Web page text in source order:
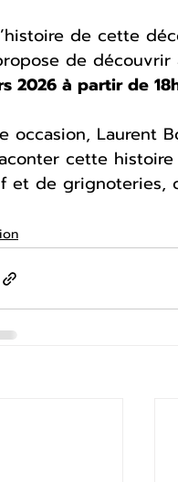
de cette
de
2026 à partir de
occasion, Laurent
cette
et de grignoteries,